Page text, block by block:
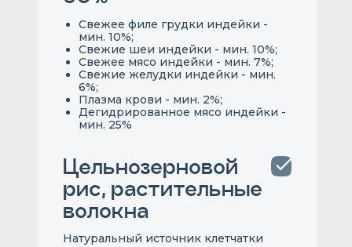
Цельнозерновой
рис, растительные
волокна
Натуральный источник клетчатки
Cвежее филе грудки индейки -
мин. 10%;
Свежие шеи индейки - мин. 10%;
Свежее мясо индейки - мин. 7%;
Свежие желудки индейки - мин.
6%;
Плазма крови - мин. 2%;
Дегидрированное мясо индейки -
мин. 25%